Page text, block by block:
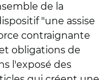
de la
"une assise
contraignante
obligations de
l'exposé des